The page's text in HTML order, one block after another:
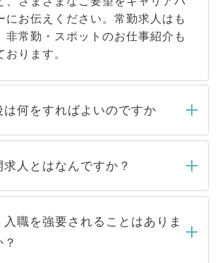
にお伝えください。常勤求人はも
非常勤・スポットのお仕事紹介も
ります。
は何をすればよいのですか
ただきましたら、弊社担当者がご
を確認し、その後メールもしくは
常、5営業日以内にはご連絡をせて
ますので、しばらくお待ちくださ
求人とはなんですか？
DOCTORで取り扱っている求人の
割は、Webサイトからご覧いただ
非公開求人」です。非公開求人は
由によって、一般には公開してい
入職を強要されることはありま